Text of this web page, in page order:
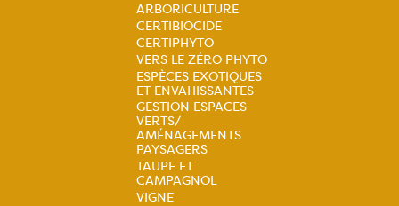
Navigation
principale
ARBORICULTURE
CERTIBIOCIDE
CERTIPHYTO
VERS LE ZÉRO PHYTO
ESPÈCES EXOTIQUES
ET ENVAHISSANTES
GESTION ESPACES
VERTS/
AMÉNAGEMENTS
PAYSAGERS
TAUPE ET
CAMPAGNOL
VIGNE